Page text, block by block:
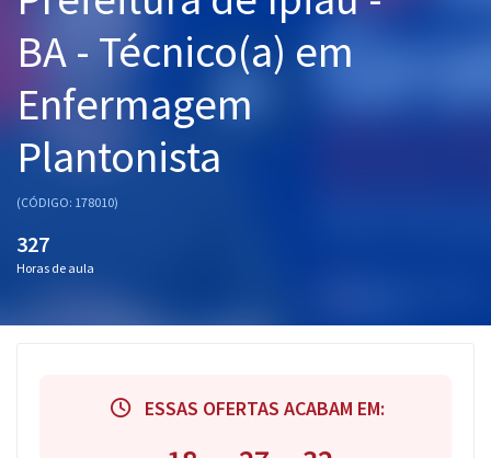
Graduação
OAB
Mentorias
Conteúdo gratuito
Atendimento
BA - Técnico(a) em
Enfermagem
Plantonista
(CÓDIGO: 178010)
327
Horas de aula
ESSAS OFERTAS ACABAM EM: